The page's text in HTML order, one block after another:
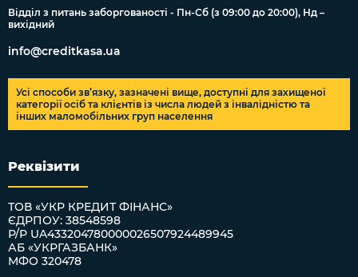
Відділ з питань заборгованості - Пн-Сб (з 09:00 до 20:00), Нд –
вихідний
info@creditkasa.ua
Усі способи зв’язку, зазначені вище, доступні для захищеної
категорії осіб та клієнтів із числа людей з інвалідністю та
інших маломобільних груп населення
Реквізити
ТОВ «УКР КРЕДИТ ФІНАНС»
ЄДРПОУ: 38548598
Р/Р UA433204780000026507924489945
АБ «УКРГАЗБАНК»
МФО 320478